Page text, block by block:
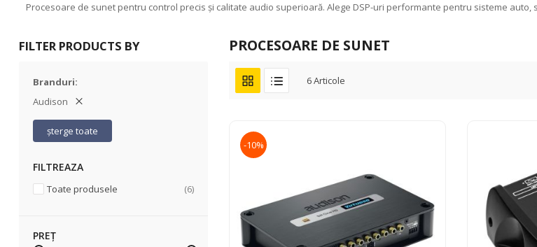
Procesoare de sunet pentru control precis și calitate audio superioară. Alege DSP-uri performante pentru sisteme auto,
PROCESOARE DE SUNET
6Articole
-10%
FILTER PRODUCTS BY
Branduri
Audison
șterge toate
FILTREAZA
Toate produsele 6articole
PREȚ